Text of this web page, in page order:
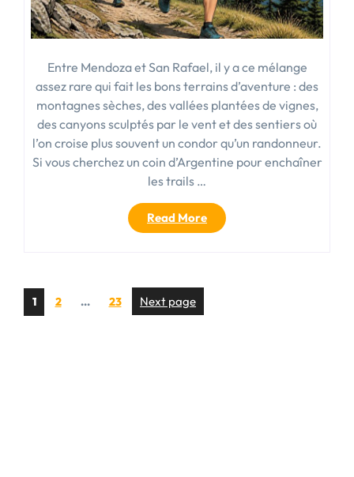
Entre Mendoza et San Rafael, il y a ce mélange
assez rare qui fait les bons terrains d’aventure : des
montagnes sèches, des vallées plantées de vignes,
des canyons sculptés par le vent et des sentiers où
l’on croise plus souvent un condor qu’un randonneur.
Si vous cherchez un coin d’Argentine pour enchaîner
les trails …
Read More« Mendoza
San
Pagination
Page
1 Page
2 … Page
23 Next page